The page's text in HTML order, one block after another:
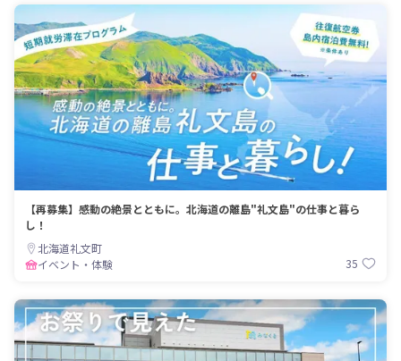
【再募集】感動の絶景とともに。北海道の離島"礼文島"の仕事と暮ら
し！
北海道礼文町
イベント・体験
35